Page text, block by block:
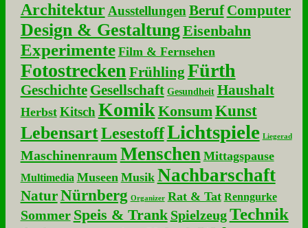
Architektur Ausstellungen Beruf Computer
Design & GestaltungEisenbahn
Experimente Film & Fernsehen
Fotostrecken Frühling Fürth
Geschichte Gesellschaft Gesundheit Haushalt
Herbst Kitsch KomikKonsumKunst
LebensartLesestoffLichtspiele Liegerad
Maschinenraum Menschen Mittagspause
Multimedia Museen Musik Nachbarschaft
NaturNürnberg Organizer Rat & Tat Renngurke
Sommer Speis & Trank Spielzeug Technik